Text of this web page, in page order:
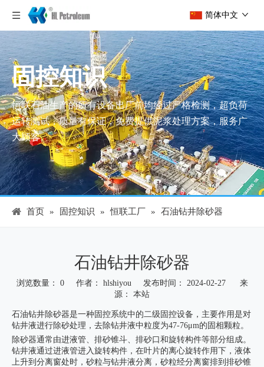
简体中文
固控知识
恒联石油生产的所有设备出厂前均经过严格检测，超负荷
运转测试，质量有保证，免费提供泥浆处理方案，服务广
大顾客。
首页 » 固控知识 » 恒联工厂 » 石油钻井除砂器
石油钻井除砂器
浏览数量： 0作者： hlshiyou 发布时间： 2024-02-27 来
源： 本站
["wechat","weibo","qzone","douban","email"]
石油钻井除砂器是一种固控系统中的二级固控设备，主要作用是对
钻井液进行除砂处理，去除钻井液中粒度为47-76μm的固相颗粒。
除砂器通常由进液管、排砂锥斗、排砂口和旋转构件等部分组成。
钻井液通过进液管进入旋转构件，在叶片的离心旋转作用下，液体
上升到分离窗处时，砂粒与钻井液分离，砂粒经分离窗排到排砂锥